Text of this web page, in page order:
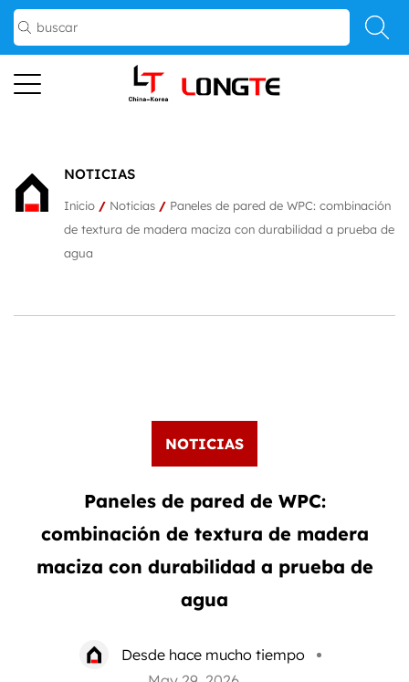
NOTICIAS
Inicio / Noticias / Paneles de pared de WPC: combinación
de textura de madera maciza con durabilidad a prueba de
agua
NOTICIAS
Paneles de pared de WPC:
combinación de textura de madera
maciza con durabilidad a prueba de
agua
Desde hace mucho tiempo